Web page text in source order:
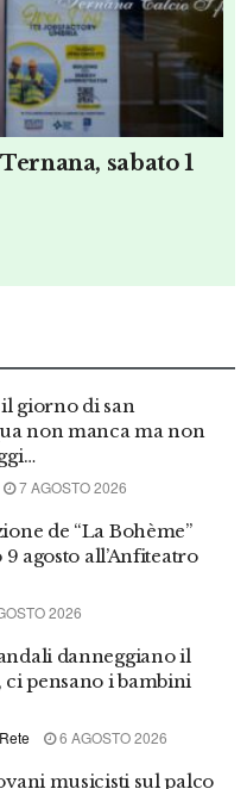
Memorial Rivelli